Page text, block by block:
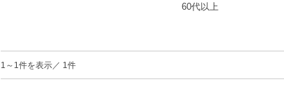
60代以上
1～1件を表示／ 1件